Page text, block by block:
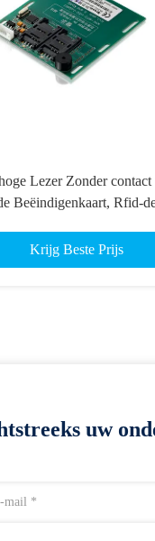
Lezer Zonder contact
Beëindigenkaart, Rfid-
603-V20 RS232 van
Identiteitskaart
Krijg Beste Prijs
uw